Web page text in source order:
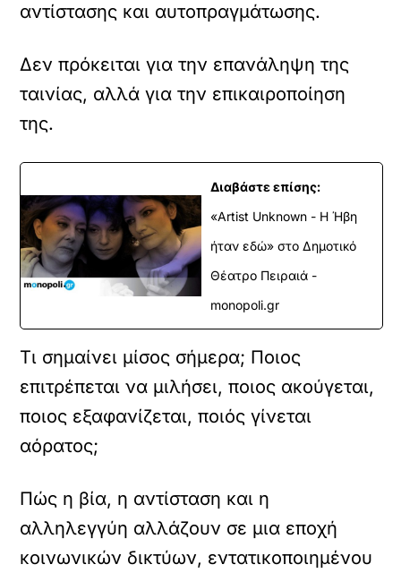
αντίστασης και αυτοπραγμάτωσης.
Δεν πρόκειται για την επανάληψη της
ταινίας, αλλά για την επικαιροποίηση
της.
Διαβάστε επίσης:
«Artist Unknown - Η Ήβη
ήταν εδώ» στο Δημοτικό
Θέατρο Πειραιά -
monopoli.gr
Τι σημαίνει μίσος σήμερα; Ποιος
επιτρέπεται να μιλήσει, ποιος ακούγεται,
ποιος εξαφανίζεται, ποιός γίνεται
αόρατος;
Πώς η βία, η αντίσταση και η
αλληλεγγύη αλλάζουν σε μια εποχή
κοινωνικών δικτύων, εντατικοποιημένου